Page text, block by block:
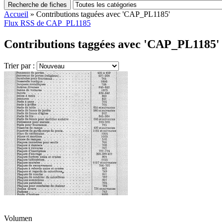
Recherche de fiches
Accueil » Contributions taguées avec 'CAP_PL1185'
Flux RSS de CAP_PL1185
Contributions taggées avec 'CAP_PL1185'
Trier par :
Volumen